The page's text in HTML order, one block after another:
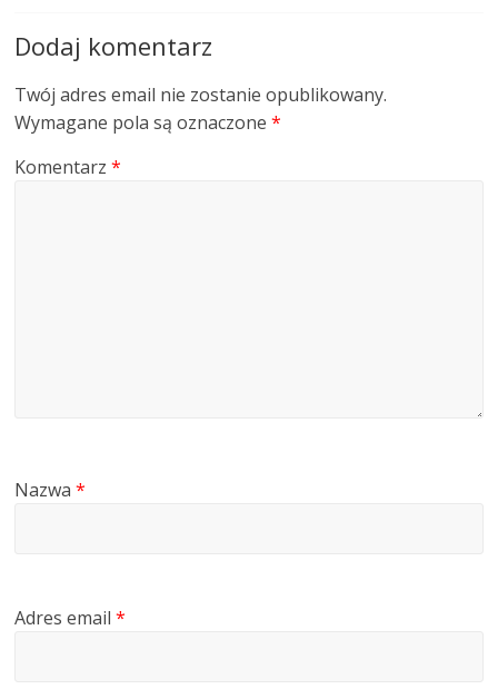
Dodaj komentarz
Twój adres email nie zostanie opublikowany.
Wymagane pola są oznaczone*
Komentarz*
Nazwa*
Adres email*